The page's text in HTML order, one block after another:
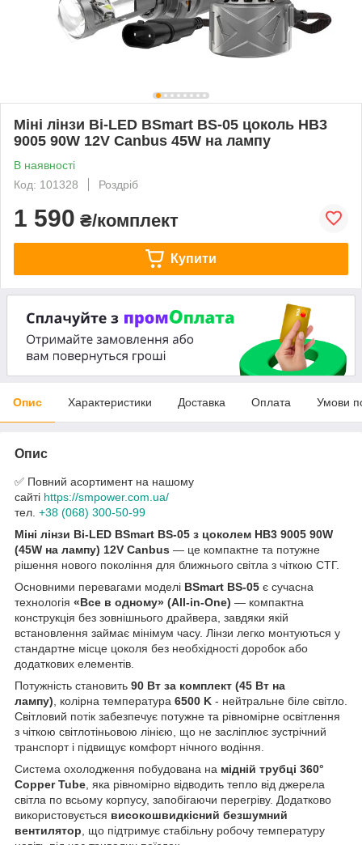
Міні лінзи Bi-LED BSmart BS-05 цоколь HB3
9005 90W 12V Canbus 45W на лампу
В наявності
Код: 101328
Роздріб
1 590 ₴/комплект
Купити
Опис Характеристики Доставка Оплата Умови
Опис
✅ Повний асортимент на нашому
сайті https://smpower.com.ua/
тел. +38 (068) 300-50-99
Міні лінзи Bi-LED BSmart BS-05 з цоколем HB3 9005 90W
(45W на лампу) 12V Canbus — це компактне та потужне
рішення нового покоління для ближнього світла з чіткою СТГ.
Основними перевагами моделі BSmart BS-05 є сучасна
технологія «Все в одному» (All-in-One) — компактна
конструкція без зовнішнього драйвера, завдяки якій
встановлення займає мінімум часу. Лінзи легко монтуються у
стандартне місце цоколя без необхідності доробок або
додаткових елементів.
Потужність становить 90 Вт за комплект (45 Вт на
лампу), колірна температура 6500 K - нейтральне біле світло.
Світловий потік забезпечує потужне та рівномірне освітлення
з чіткою світлотіньовою лінією, що не засліплює зустрічний
транспорт і підвищує комфорт нічного водіння.
Система охолодження побудована на мідній трубці 360°
Copper Tube, яка рівномірно відводить тепло від джерела
світла по всьому корпусу, запобігаючи перегріву. Додатково
використовується високошвидкісний безшумний
вентилятор, що підтримує стабільну робочу температуру